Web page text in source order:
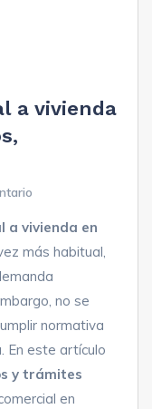
a vivienda
a vivienda en
más habitual,
no se
normativa
En este artículo
y trámites
en